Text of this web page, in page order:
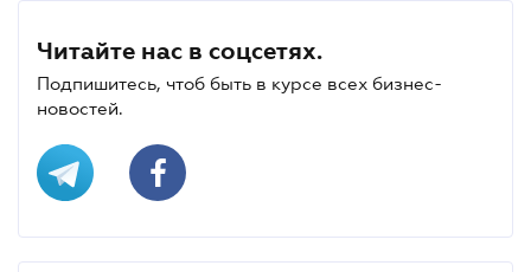
Читайте нас в соцсетях.
Подпишитесь, чтоб быть в курсе всех бизнес-
новостей.